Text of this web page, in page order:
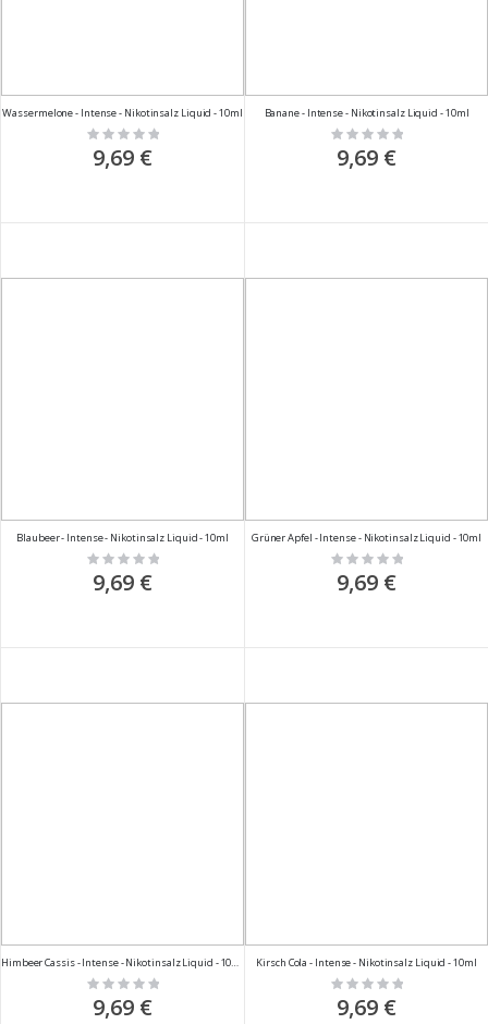
Wassermelone - Intense - Nikotinsalz Liquid - 10ml
Rating:
0%
9,69 €
Banane - Intense - Nikotinsalz Liquid - 10ml
Rating:
0%
9,69 €
Blaubeer - Intense - Nikotinsalz Liquid - 10ml
Rating:
0%
9,69 €
Grüner Apfel - Intense - Nikotinsalz Liquid - 10ml
Rating:
0%
9,69 €
Himbeer Cassis - Intense - Nikotinsalz Liquid - 10ml
Rating:
9,69 €
Kirsch Cola - Intense - Nikotinsalz Liquid - 10ml
Rating:
9,69 €